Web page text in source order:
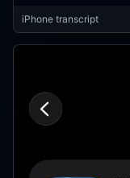
iPhone transcript